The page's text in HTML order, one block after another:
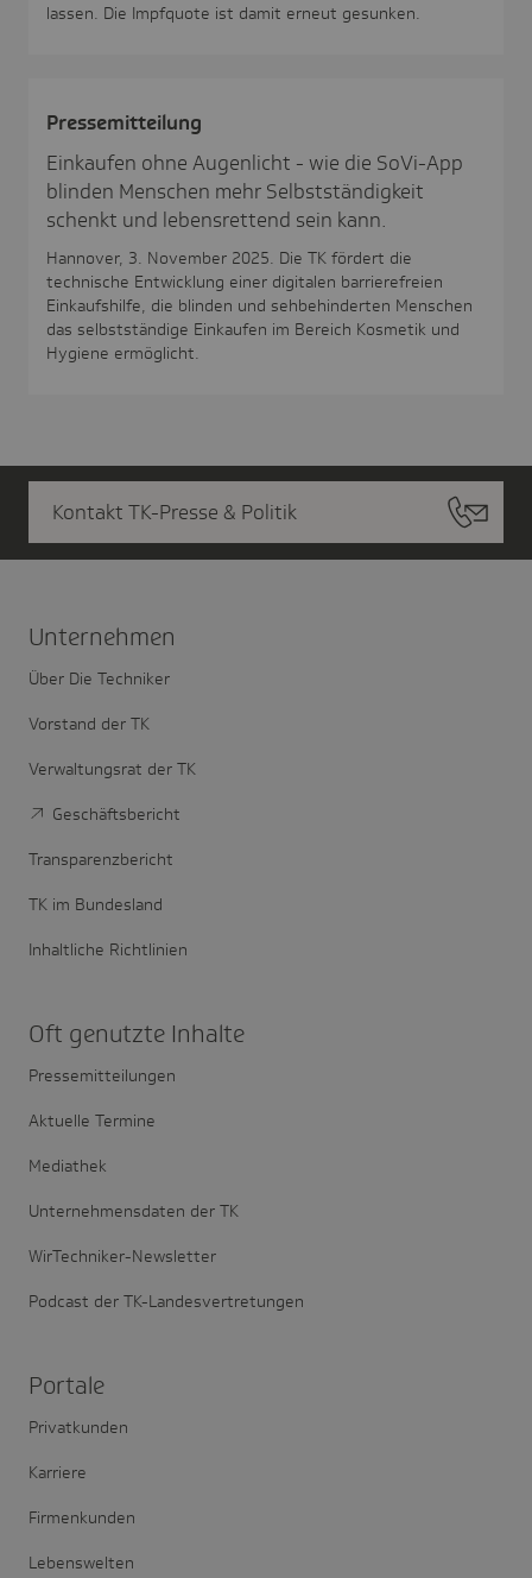
lassen. Die Impfquote ist damit erneut gesunken.
Pres­se­mit­tei­lung
Einkaufen ohne Augenlicht - wie die SoVi-App
blinden Menschen mehr Selbstständigkeit
schenkt und lebensrettend sein kann.
Hannover, 3. November 2025. Die TK fördert die
technische Entwicklung einer digitalen barrierefreien
Einkaufshilfe, die blinden und sehbehinderten Menschen
das selbstständige Einkaufen im Bereich Kosmetik und
Hygiene ermöglicht.
Kontakt TK-Presse & Politik
Unter­nehmen
Über Die Techniker
Vorstand der TK
Verwaltungsrat der TK
Geschäftsbericht
Transparenzbericht
TK im Bundesland
Inhaltliche Richtlinien
Oft genutzte Inhalte
Pressemitteilungen
Aktuelle Termine
Mediathek
Unternehmensdaten der TK
WirTechniker-Newsletter
Podcast der TK-Landesvertretungen
Portale
Privatkunden
Karriere
Firmenkunden
Lebenswelten